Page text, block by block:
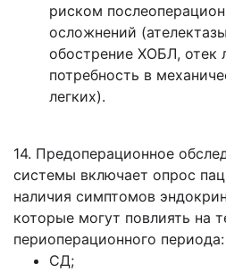
риском
осложнений
обострение ХОБЛ, отек
потребность в
легких).
14. Предоперационное
системы включает опрос
наличия симптомов
которые могут повлиять на
периоперационного периода:
СД;